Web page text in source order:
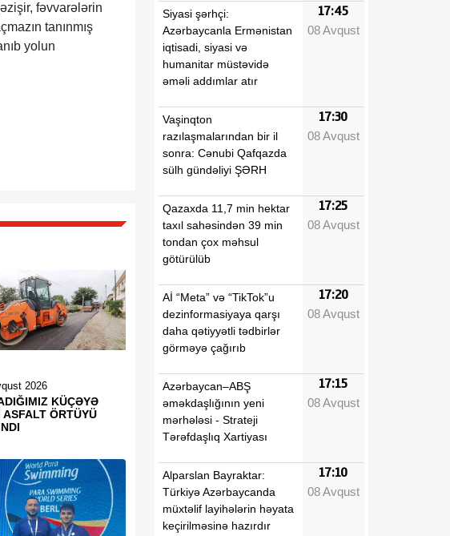
fəvvarələrin
tanınmış
yolun
2026
KÜÇƏYƏ
ASFALT ÖRTÜYÜ
Siyasi şərhçi:
Azərbaycanla Ermənistan
iqtisadi, siyasi və
humanitar müstəvidə
əməli addımlar atır
17:45
08 Avqust
Vaşinqton
razılaşmalarından bir il
sonra: Cənubi Qafqazda
sülh gündəliyi ŞƏRH
17:30
08 Avqust
Qazaxda 11,7 min hektar
taxıl sahəsindən 39 min
tondan çox məhsul
götürülüb
17:25
08 Avqust
Aİ “Meta” və “TikTok”u
dezinformasiyaya qarşı
daha qətiyyətli tədbirlər
görməyə çağırıb
17:20
08 Avqust
Azərbaycan–ABŞ
əməkdaşlığının yeni
mərhələsi - Strateji
Tərəfdaşlıq Xartiyası
17:15
08 Avqust
Alparslan Bayraktar:
Türkiyə Azərbaycanda
müxtəlif layihələrin həyata
keçirilməsinə hazırdır
17:10
08 Avqust